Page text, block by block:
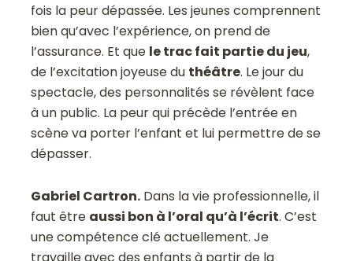
fois la peur dépassée. Les jeunes comprennent
bien qu’avec l’expérience, on prend de
l’assurance. Et que le trac fait partie du jeu,
de l’excitation joyeuse du théâtre. Le jour du
spectacle, des personnalités se révèlent face
à un public. La peur qui précède l’entrée en
scène va porter l’enfant et lui permettre de se
dépasser.
Gabriel Cartron. Dans la vie professionnelle, il
faut être aussi bon à l’oral qu’à l’écrit. C’est
une compétence clé actuellement. Je
travaille avec des enfants à partir de la